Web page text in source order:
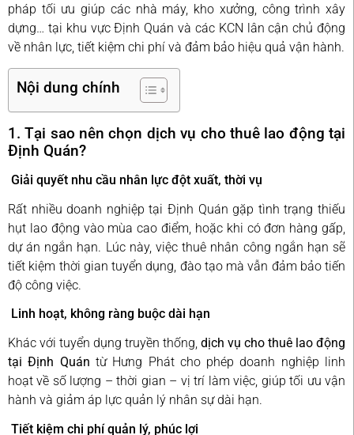
pháp tối ưu giúp các nhà máy, kho xưởng, công trình xây
dựng… tại khu vực Định Quán và các KCN lân cận chủ động
về nhân lực, tiết kiệm chi phí và đảm bảo hiệu quả vận hành.
Nội dung chính
1. Tại sao nên chọn dịch vụ cho thuê lao động tại
Định Quán?
Giải quyết nhu cầu nhân lực đột xuất, thời vụ
Rất nhiều doanh nghiệp tại Định Quán gặp tình trạng thiếu
hụt lao động vào mùa cao điểm, hoặc khi có đơn hàng gấp,
dự án ngắn hạn. Lúc này, việc thuê nhân công ngắn hạn sẽ
tiết kiệm thời gian tuyển dụng, đào tạo mà vẫn đảm bảo tiến
độ công việc.
Linh hoạt, không ràng buộc dài hạn
Khác với tuyển dụng truyền thống, dịch vụ cho thuê lao động
tại Định Quán từ Hưng Phát cho phép doanh nghiệp linh
hoạt về số lượng – thời gian – vị trí làm việc, giúp tối ưu vận
hành và giảm áp lực quản lý nhân sự dài hạn.
Tiết kiệm chi phí quản lý, phúc lợi